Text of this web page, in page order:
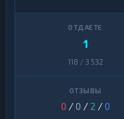
1
118 / 3 532
0 / 0 / 2 /0